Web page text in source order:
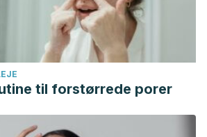
til forstørrede porer